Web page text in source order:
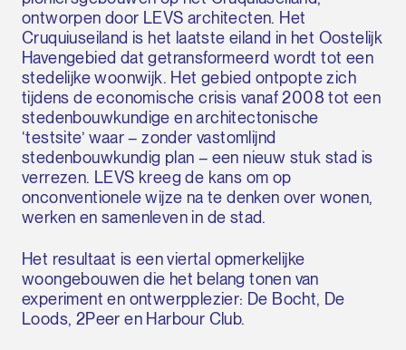
ontworpen door LEVS architecten. Het
Cruquiuseiland is het laatste eiland in het Oostelijk
Havengebied dat getransformeerd wordt tot een
stedelijke woonwijk. Het gebied ontpopte zich
tijdens de economische crisis vanaf 2008 tot een
stedenbouwkundige en architectonische
‘testsite’ waar – zonder vastomlijnd
stedenbouwkundig plan – een nieuw stuk stad is
verrezen. LEVS kreeg de kans om op
onconventionele wijze na te denken over wonen,
werken en samenleven in de stad.
Het resultaat is een viertal opmerkelijke
woongebouwen die het belang tonen van
experiment en ontwerpplezier: De Bocht, De
Loods, 2Peer en Harbour Club.